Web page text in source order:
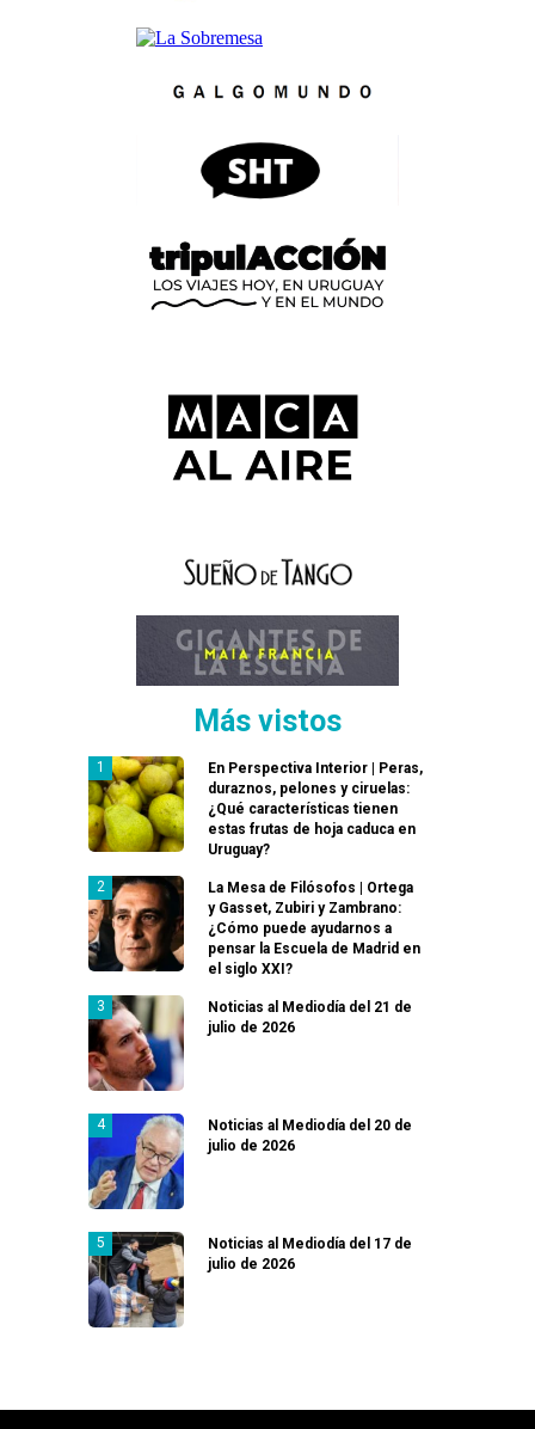
Más vistos
En Perspectiva Interior | Peras,
duraznos, pelones y ciruelas:
¿Qué características tienen
estas frutas de hoja caduca en
Uruguay?
La Mesa de Filósofos | Ortega
y Gasset, Zubiri y Zambrano:
¿Cómo puede ayudarnos a
pensar la Escuela de Madrid en
el siglo XXI?
Noticias al Mediodía del 21 de
julio de 2026
Noticias al Mediodía del 20 de
julio de 2026
Noticias al Mediodía del 17 de
julio de 2026